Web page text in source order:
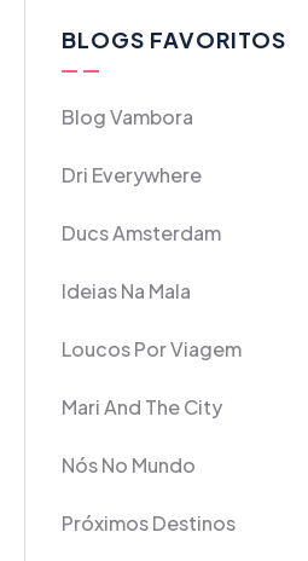
BLOGS FAVORITOS
Blog Vambora
Dri Everywhere
Ducs Amsterdam
Ideias Na Mala
Loucos Por Viagem
Mari And The City
Nós No Mundo
Próximos Destinos